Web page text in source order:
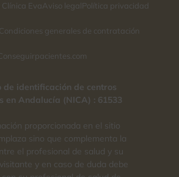
EvaAviso legalPolítica privacidad
Condiciones generales de contratación
de identificación de centros
en Andalucía (NICA) : 61533
proporcionada en el sitio
sino que complementa la
el profesional de salud y su
y en caso de duda debe